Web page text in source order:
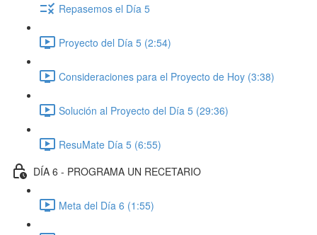
Repasemos el Día 5
Proyecto del Día 5 (2:54)
Consideraciones para el Proyecto de Hoy (3:38)
Solución al Proyecto del Día 5 (29:36)
ResuMate Día 5 (6:55)
DÍA 6 - PROGRAMA UN RECETARIO
Meta del Día 6 (1:55)